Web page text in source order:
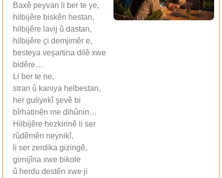
Baxê peyvan li ber te ye,
hilbijêre biskên hestan,
hilbijêre lavij û dastan,
hilbijêre çi demjimêr e,
besteya veşartina dilê xwe
bidêre…
Li ber te ne,
stran û kaniya helbestan,
her guliyekî şevê bi
bîrhatinên me dihûnin…
Hilbijêre hezkirinê li ser
rûdêmên neynikî,
li ser zerdika gizingê,
girnijîna xwe bikole
û herdu destên xwe ji